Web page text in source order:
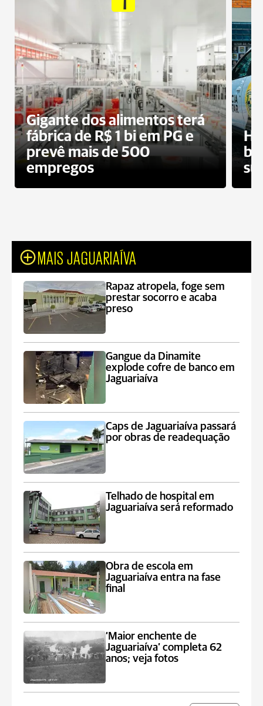
Gigante dos alimentos terá
fábrica de R$ 1 bi em PG e
prevê mais de 500
empregos
MAIS JAGUARIAÍVA
Rapaz atropela, foge sem
prestar socorro e acaba
preso
Gangue da Dinamite
explode cofre de banco em
Jaguariaíva
Caps de Jaguariaíva passará
por obras de readequação
Telhado de hospital em
Jaguariaíva será reformado
Obra de escola em
Jaguariaíva entra na fase
final
‘Maior enchente de
Jaguariaíva’ completa 62
anos; veja fotos